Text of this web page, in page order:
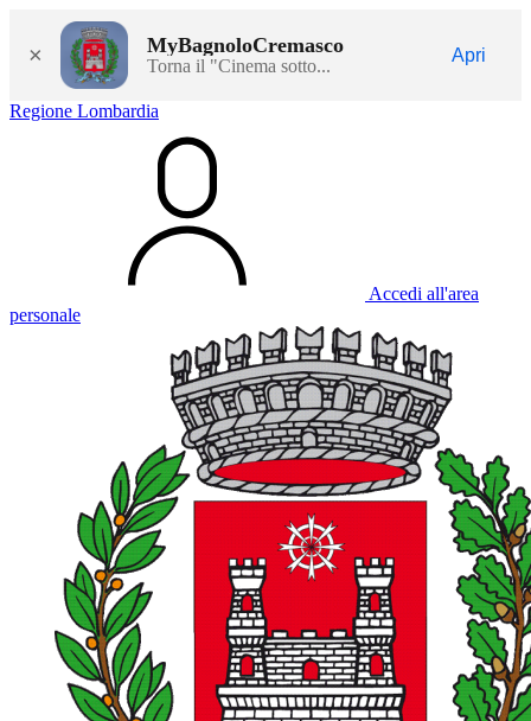
× MyBagnoloCremasco
Torna il "Cinema sotto...
Apri
Regione Lombardia
Accedi all'area
personale